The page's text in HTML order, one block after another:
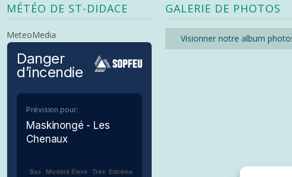
MÉTÉO DE ST-DIDACE
MeteoMedia
Danger
d’incendie
Prévision pour:
Maskinongé - Les
Chenaux
Bas Modéré Élevé Très Extrême
GALERIE DE PHOTOS
Visionner notre album